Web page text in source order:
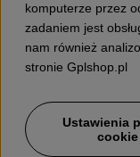
Smary,
komputerze przez
zadaniem jest
nam również
stronie Gplshop.pl
Ustawienia
cookie